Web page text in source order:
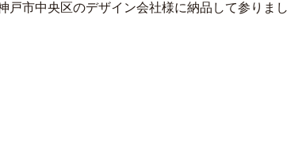
戸市中央区のデザイン会社様に納品して参りまし